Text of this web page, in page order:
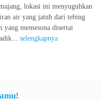
lokasi ini menyuguhkan
air yang jatuh dari tebing
memesona disertai
selengkapnya